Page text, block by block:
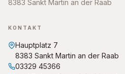
8383 Sankt Martin an der Raab
KONTAKT
Hauptplatz 7
8383 Sankt Martin an der Raab
03329 45366